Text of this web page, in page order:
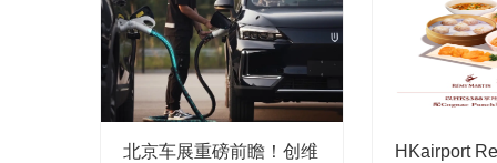
北京车展重磅前瞻！创维
HKairport